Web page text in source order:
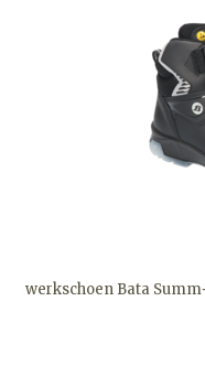
werkschoen Bata